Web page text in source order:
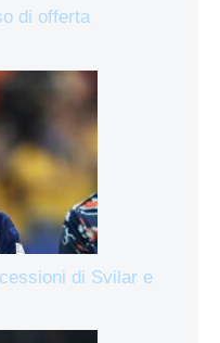
di offerta
di Svilar e